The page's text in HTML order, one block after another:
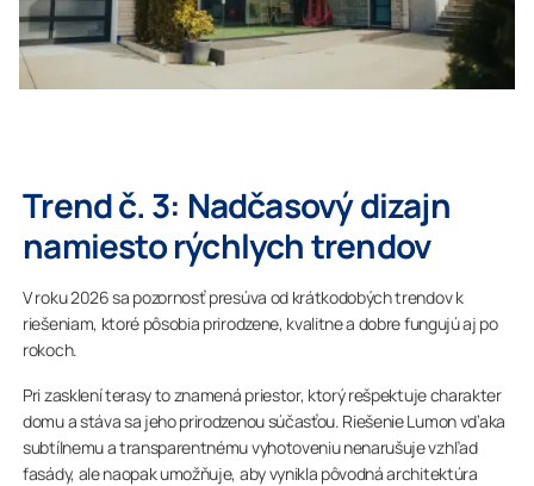
Trend č. 3: Nadčasový dizajn
namiesto rýchlych trendov
V roku 2026 sa pozornosť presúva od krátkodobých trendov k
riešeniam, ktoré pôsobia prirodzene, kvalitne a dobre fungujú aj po
rokoch.
Pri zasklení terasy to znamená priestor, ktorý rešpektuje charakter
domu a stáva sa jeho prirodzenou súčasťou. Riešenie Lumon vďaka
subtílnemu a transparentnému vyhotoveniu nenarušuje vzhľad
fasády, ale naopak umožňuje, aby vynikla pôvodná architektúra